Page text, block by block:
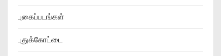
புகைப்படங்கள்
புதுக்கோட்டை